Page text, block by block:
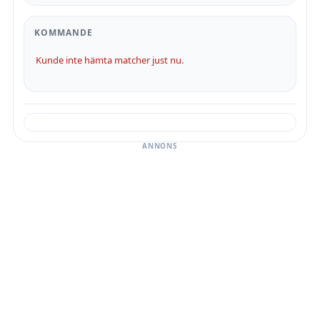
KOMMANDE
Kunde inte hämta matcher just nu.
ANNONS